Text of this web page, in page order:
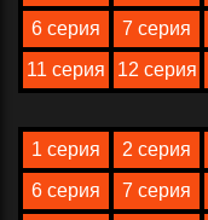
6 серия
7 серия
11 серия
12 серия
1 серия 2 серия
6 серия
7 серия